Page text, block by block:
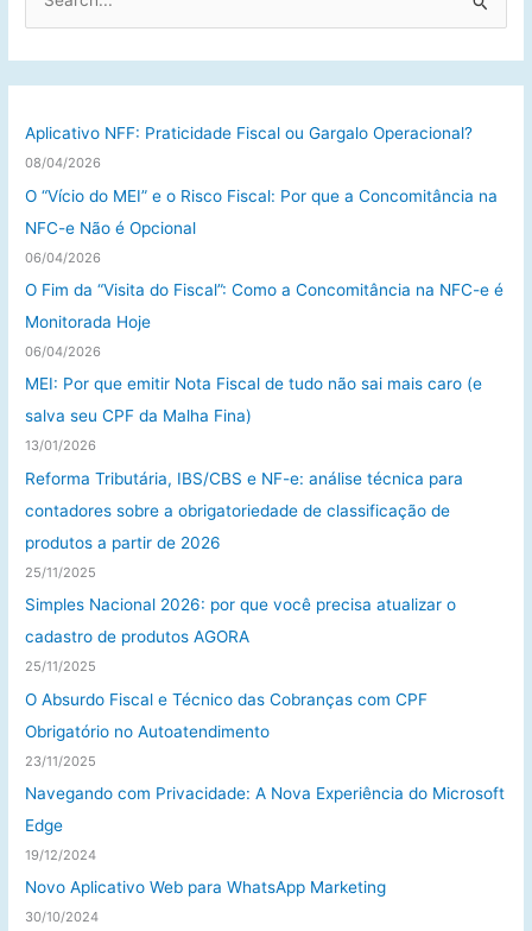
q
Aplicativo NFF: Praticidade Fiscal ou Gargalo Operacional?
08/04/2026
O “Vício do MEI” e o Risco Fiscal: Por que a Concomitância na
NFC-e Não é Opcional
06/04/2026
O Fim da “Visita do Fiscal”: Como a Concomitância na NFC-e é
Monitorada Hoje
06/04/2026
MEI: Por que emitir Nota Fiscal de tudo não sai mais caro (e
salva seu CPF da Malha Fina)
13/01/2026
Reforma Tributária, IBS/CBS e NF-e: análise técnica para
contadores sobre a obrigatoriedade de classificação de
produtos a partir de 2026
25/11/2025
Simples Nacional 2026: por que você precisa atualizar o
cadastro de produtos AGORA
25/11/2025
O Absurdo Fiscal e Técnico das Cobranças com CPF
Obrigatório no Autoatendimento
23/11/2025
Navegando com Privacidade: A Nova Experiência do Microsoft
Edge
19/12/2024
Novo Aplicativo Web para WhatsApp Marketing
30/10/2024